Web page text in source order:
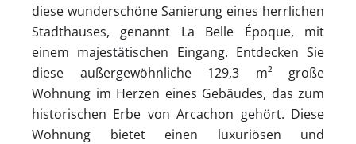
diese wunderschöne Sanierung eines herrlichen
Stadthauses, genannt La Belle Époque, mit
einem majestätischen Eingang. Entdecken Sie
diese außergewöhnliche 129,3 m² große
Wohnung im Herzen eines Gebäudes, das zum
historischen Erbe von Arcachon gehört. Diese
Wohnung bietet einen luxuriösen und